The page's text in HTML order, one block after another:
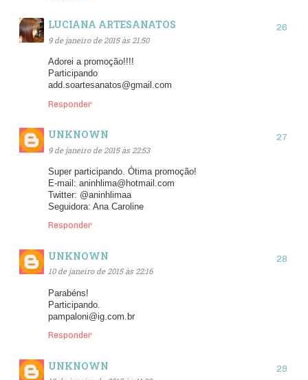
LUCIANA ARTESANATOS
9 de janeiro de 2015 às 21:50
Adorei a promoção!!!!
Participando
add.soartesanatos@gmail.com
Responder
UNKNOWN
9 de janeiro de 2015 às 22:53
Super participando. Ótima promoção!
E-mail: aninhlima@hotmail.com
Twitter: @aninhlimaa
Seguidora: Ana Caroline
Responder
UNKNOWN
10 de janeiro de 2015 às 22:16
Parabéns!
Participando.
pampaloni@ig.com.br
Responder
UNKNOWN